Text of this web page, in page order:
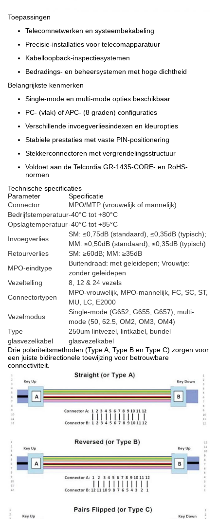
Toepassingen
Telecomnetwerken en systeembekabeling
Precisie-installaties voor telecomapparatuur
Kabelloopback-inspectiesystemen
Bedradings- en beheersystemen met hoge dichtheid
Belangrijkste kenmerken
Single-mode en multi-mode opties beschikbaar
PC- (vlak) of APC- (8 graden) configuraties
Verschillende invoegverliesindexen en kleuropties
Stabiele prestaties met vaste PIN-positionering
Stekkerconnectoren met vergrendelingsstructuur
Voldoet aan de Telcordia GR-1435-CORE- en RoHS-
normen
Technische specificaties
Parameter
Specificatie
Connector
MPO/MTP (vrouwelijk of mannelijk)
Bedrijfstemperatuur-40°C tot +80°C
Opslagtemperatuur-40°C tot +85°C
Invoegverlies
SM: ≤0,75dB (standaard), ≤0,35dB (typisch);
MM: ≤0,50dB (standaard), ≤0,35dB (typisch)
Retourverlies
SM: ≥60dB; MM: ≥35dB
MPO-eindtype
Buitendraad: met geleidepen; Vrouwtje:
zonder geleidepen
Vezeltelling
8, 12 & 24 vezels
Connectortypen
MPO-vrouwelijk, MPO-mannelijk, FC, SC, ST,
MU, LC, E2000
Vezelmodus
Single-mode (G652, G655, G657), multi-
mode (50, 62.5, OM2, OM3, OM4)
Type
glasvezelkabel
250um lintvezel, lintkabel, bundel
glasvezelkabel
Drie polariteitsmethoden (Type A, Type B en Type C) zorgen voor
een juiste bidirectionele toewijzing voor betrouwbare
connectiviteit.